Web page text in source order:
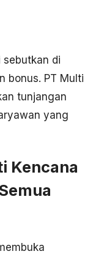
di
bonus. PT Multi
tunjangan
yang
Kencana